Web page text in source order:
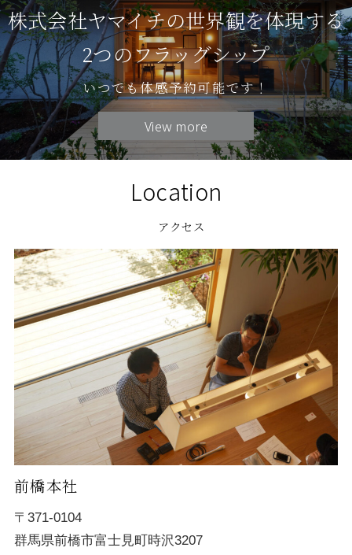
株式会社ヤマイチの世界観を体現する
2つのフラッグシップ
いつでも体感予約可能です！
View more
Location
アクセス
前橋本社
〒371-0104
群馬県前橋市富士見町時沢3207